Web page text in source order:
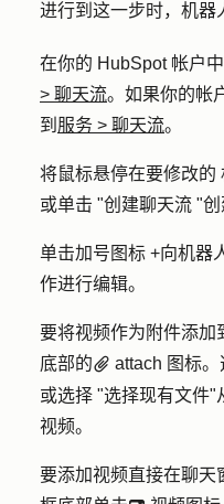
进行到这一步时，机器
在你的 HubSpot 帐户
> 聊天流。如果你的帐
到 服务 > 聊天流。
将鼠标悬停在要修改的
或单击 "创建聊天流 "创
单击加号图标 +向机器
作进行编辑。
要将视频作为附件添加
底部的attach attach 图标。
或选择 "选择现有文件"
视频。
要添加视频直接在聊天